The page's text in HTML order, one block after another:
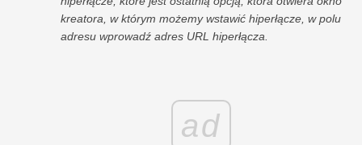
kreatora, w którym możemy wstawić hiperłącze, w polu
adresu wprowadź adres URL hiperłącza.
ad